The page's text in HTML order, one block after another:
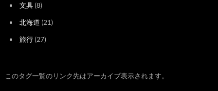
文具 (8)
北海道 (21)
旅行 (27)
このタグ一覧のリンク先はアーカイブ表示されます。